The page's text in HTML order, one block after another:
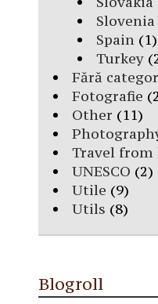
Slovenia
Spain(1)
Turkey
Fără
Fotografie
Other (11)
Travel from
UNESCO (2)
Utile (9)
Utils (8)
Blogroll